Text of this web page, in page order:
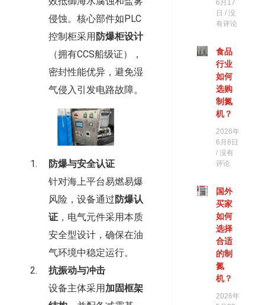
侵蚀。核心部件如PLC
控制柜采用防爆柜设计
（拥有CCS船级证），
密封性能优异，避免湿
气侵入引发电路故障。
防爆与安全认证
针对海上平台易燃易爆
风险，设备通过防爆认
证 ，电气元件采用本质
安全型设计，确保在油
气环境中稳定运行。
抗振动与冲击
设备主体采用加固框架
6月17
日 没
有评论
食品
行业
如何
选购
制氮
机？
2026年
6月8日
没有
评论
国外
买家
如何
选择
合适
的制
氮
机？
2026年